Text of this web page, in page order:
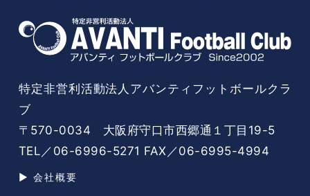
特定非営利活動法人アバンティフットボールクラ
ブ
〒570-0034 大阪府守口市西郷通１丁目19-5
TEL／06-6996-5271 FAX／06-6995-4994
▶ 会社概要